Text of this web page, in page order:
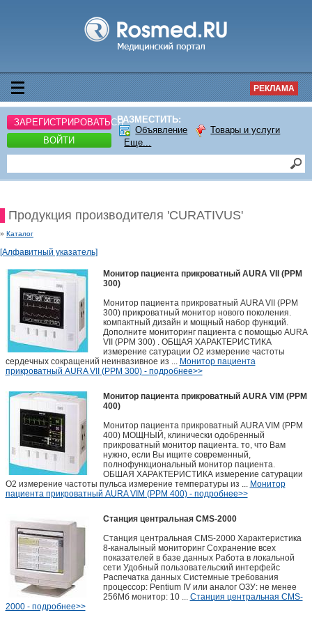
РЕКЛАМА
ЗАРЕГИСТРИРОВАТЬСЯ
ВОЙТИ
РАЗМЕСТИТЬ:
Объявление
Товары и услуги
Еще...
Продукция производителя 'CURATIVUS'
» Каталог
[Алфавитный указатель]
Монитор пациента прикроватный AURA VII (PPM
300)
Монитор пациента прикроватный AURA VII (PPM
300) прикроватный монитор нового поколения.
компактный дизайн и мощный набор функций.
Дополните мониторинг пациента с помощью AURA
VII (PPM 300) . ОБЩАЯ ХАРАКТЕРИСТИКА
измерение сатурации О2 измерение частоты
сердечных сокращений неинвазивное из ... Монитор пациента
прикроватный AURA VII (PPM 300) - подробнее>>
Монитор пациента прикроватный AURA VIM (PPM
400)
Монитор пациента прикроватный AURA VIM (PPM
400) МОЩНЫЙ, клинически одобренный
прикроватный монитор пациента. то, что Вам
нужно, если Вы ищите современный,
полнофункциональный монитор пациента.
ОБШАЯ ХАРАКТЕРИСТИКА измерение сатурации
О2 измерение частоты пульса измерение температуры из ... Монитор
пациента прикроватный AURA VIM (PPM 400) - подробнее>>
Станция центральная CMS-2000
Станция центральная CMS-2000 Характеристика
8-каналыный мониторинг Сохранение всех
показателей в базе данных Работа в локальной
сети Удобный пользовательский интерфейс
Распечатка данных Системные требования
процессор: Pentium IV или аналог ОЗУ: не менее
256Мб монитор: 10 ... Станция центральная CMS-
2000 - подробнее>>